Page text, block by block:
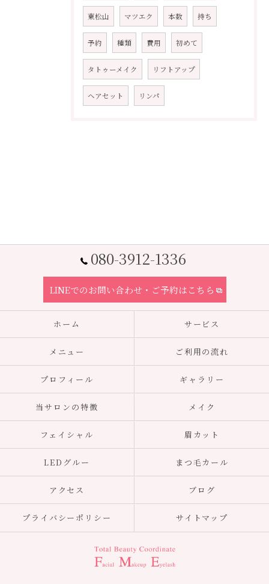
東松山 マツエク 本数 持ち
予約 種類 費用 初めて
タトゥーメイク リフトアップ
ヘアセット リンパ
080-3912-1336
LINEでのお問い合わせ・ご予約はこちら
ホーム サービス
メニュー ご利用の流れ
プロフィール ギャラリー
当サロンの特徴 メイク
フェイシャル 眉カット
LEDグルー まつ毛カール
アクセス ブログ
プライバシーポリシー サイトマップ